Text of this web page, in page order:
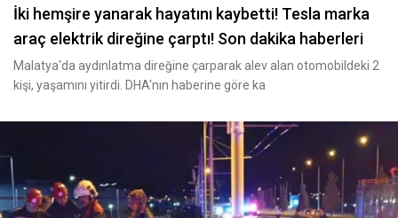
İki hemşire yanarak hayatını kaybetti! Tesla marka
araç elektrik direğine çarptı! Son dakika haberleri
Malatya'da aydınlatma direğine çarparak alev alan otomobildeki 2
kişi, yaşamını yitirdi. DHA'nın haberine göre ka